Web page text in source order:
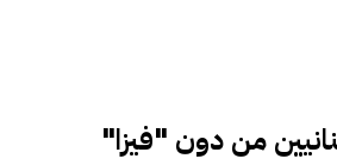
من دون "فيزا"